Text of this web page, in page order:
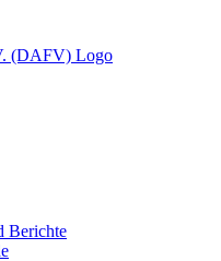
Berichte